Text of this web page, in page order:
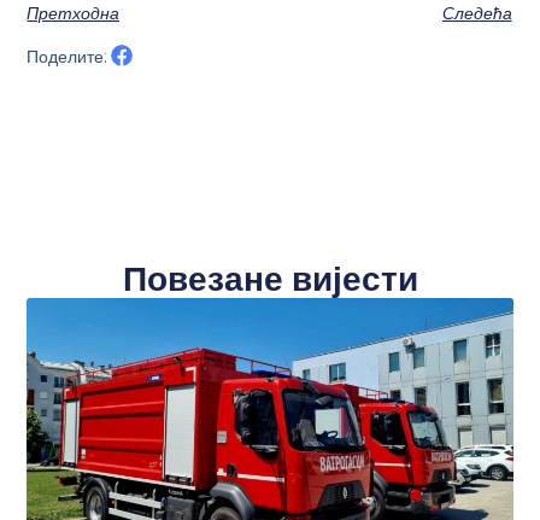
Претходна
Следећа
Поделите:
Повезане вијести